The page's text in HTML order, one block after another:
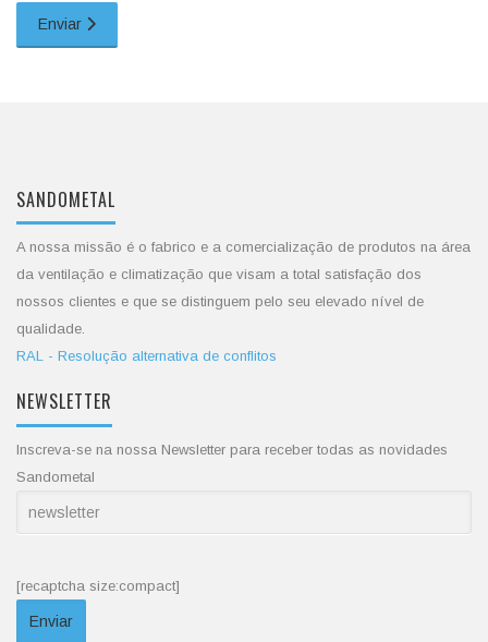
Enviar
SANDOMETAL
A nossa missão é o fabrico e a comercialização de produtos na área
da ventilação e climatização que visam a total satisfação dos
nossos clientes e que se distinguem pelo seu elevado nível de
qualidade.
RAL - Resolução alternativa de conflitos
NEWSLETTER
Inscreva-se na nossa Newsletter para receber todas as novidades
Sandometal
[recaptcha size:compact]